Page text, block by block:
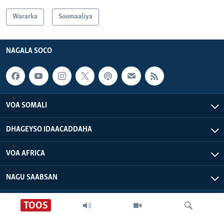
TOOS
Wararka Soomaaliya
NAGALA SOCO
VOA SOMALI
DHAGEYSO IDAACADDAHA
VOA AFRICA
NAGU SAABSAN
VOA - Xuquuqdu way dhowran tahay